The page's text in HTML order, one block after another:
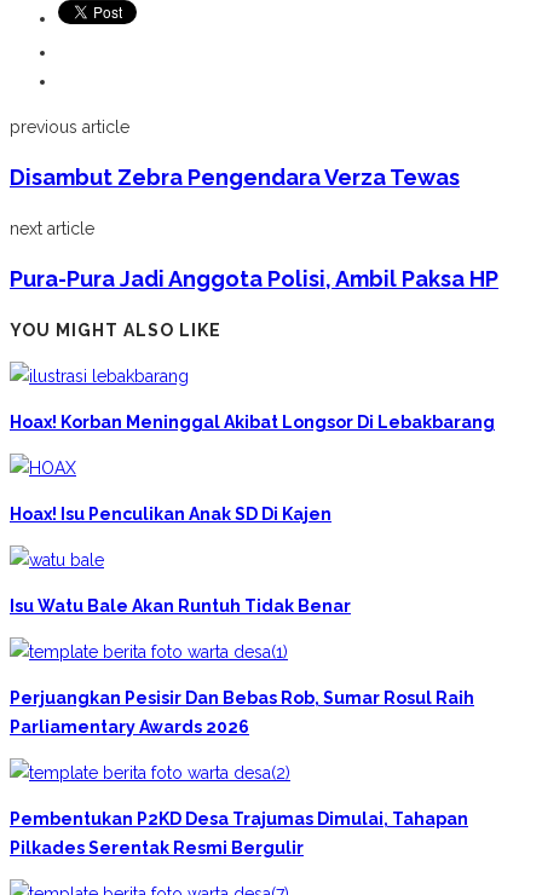
previous article
Disambut Zebra Pengendara Verza Tewas
next article
Pura-Pura Jadi Anggota Polisi, Ambil Paksa HP
YOU MIGHT ALSO LIKE
Hoax! Korban Meninggal Akibat Longsor Di Lebakbarang
Hoax! Isu Penculikan Anak SD Di Kajen
Isu Watu Bale Akan Runtuh Tidak Benar
Perjuangkan Pesisir Dan Bebas Rob, Sumar Rosul Raih
Parliamentary Awards 2026
Pembentukan P2KD Desa Trajumas Dimulai, Tahapan
Pilkades Serentak Resmi Bergulir